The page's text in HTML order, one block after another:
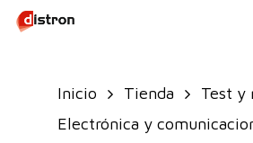
Skip
Inicio Tienda
Test y
Electrónica y